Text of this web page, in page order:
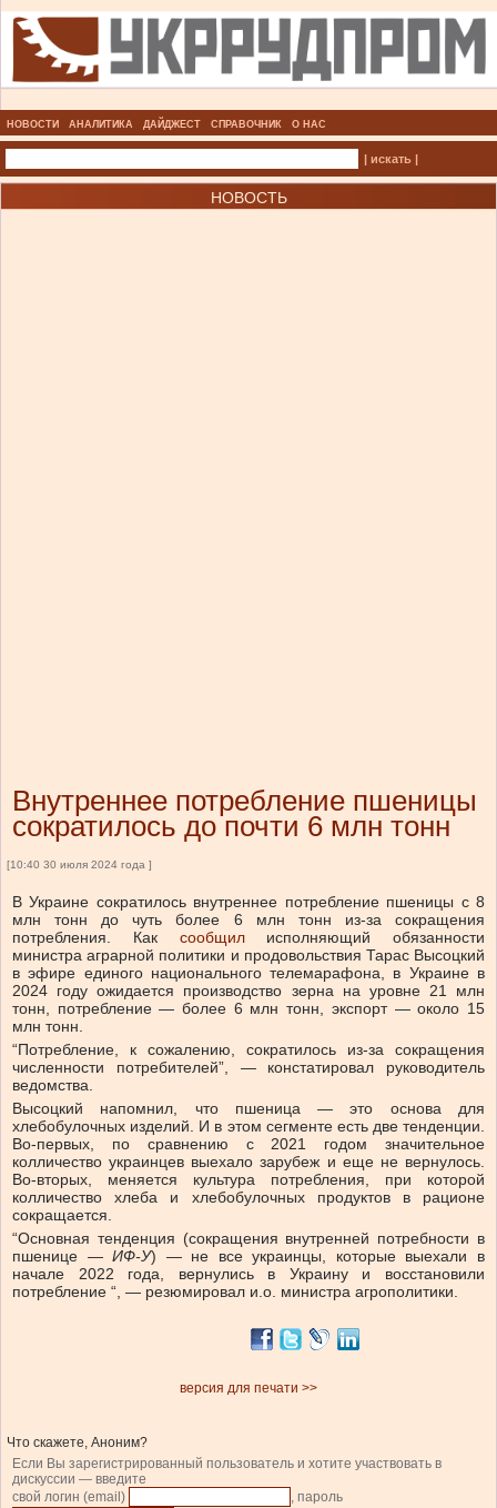
НОВОСТИ АНАЛИТИКА ДАЙДЖЕСТ СПРАВОЧНИК О НАС
| искать |
НОВОСТЬ
Внутреннее потребление пшеницы
сократилось до почти 6 млн тонн
[10:40 30 июля 2024 года ]
В Украине сократилось внутреннее потребление пшеницы с 8
млн тонн до чуть более 6 млн тонн из-за сокращения
потребления. Как сообщилисполняющий обязанности
министра аграрной политики и продовольствия Тарас Высоцкий
в эфире единого национального телемарафона, в Украине в
2024 году ожидается производство зерна на уровне 21 млн
тонн, потребление — более 6 млн тонн, экспорт — около 15
млн тонн.
“Потребление, к сожалению, сократилось из-за сокращения
численности потребителей”, — констатировал руководитель
ведомства.
Высоцкий напомнил, что пшеница — это основа для
хлебобулочных изделий. И в этом сегменте есть две тенденции.
Во-первых, по сравнению с 2021 годом значительное
колличество украинцев выехало зарубеж и еще не вернулось.
Во-вторых, меняется культура потребления, при которой
колличество хлеба и хлебобулочных продуктов в рационе
сокращается.
“Основная тенденция (сокращения внутренней потребности в
пшенице —ИФ-У) — не все украинцы, которые выехали в
начале 2022 года, вернулись в Украину и восстановили
потребление “, — резюмировал и.о. министра агрополитики.
версия для печати >>
Что скажете, Аноним?
Если Вы зарегистрированный пользователь и хотите участвовать в
дискуссии — введите
свой логин (email)
, пароль